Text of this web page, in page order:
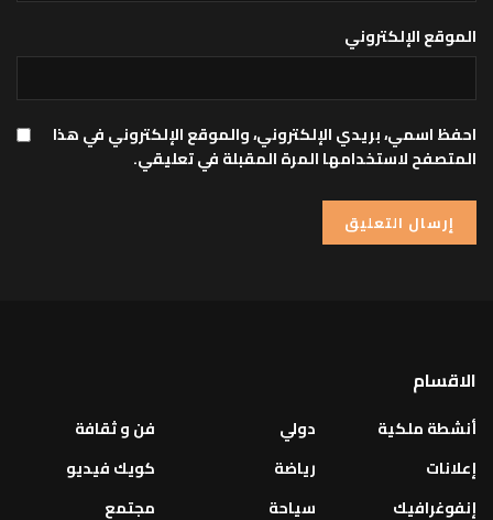
الموقع الإلكتروني
احفظ اسمي، بريدي الإلكتروني، والموقع الإلكتروني في هذا
المتصفح لاستخدامها المرة المقبلة في تعليقي.
الاقسام
أنشطة ملكية
إعلانات
إنفوغرافيك
دولي
رياضة
سياحة
فن و ثقافة
كويك فيديو
مجتمع